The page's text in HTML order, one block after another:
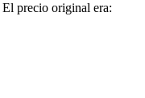
El precio original era: